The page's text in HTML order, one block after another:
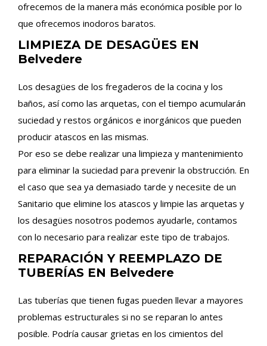
ofrecemos de la manera más económica posible por lo
que ofrecemos inodoros baratos.
LIMPIEZA DE DESAGÜES EN
Belvedere
Los desagües de los fregaderos de la cocina y los
baños, así como las arquetas, con el tiempo acumularán
suciedad y restos orgánicos e inorgánicos que pueden
producir atascos en las mismas.
Por eso se debe realizar una limpieza y mantenimiento
para eliminar la suciedad para prevenir la obstrucción. En
el caso que sea ya demasiado tarde y necesite de un
Sanitario que elimine los atascos y limpie las arquetas y
los desagües nosotros podemos ayudarle, contamos
con lo necesario para realizar este tipo de trabajos.
REPARACIÓN Y REEMPLAZO DE
TUBERÍAS EN Belvedere
Las tuberías que tienen fugas pueden llevar a mayores
problemas estructurales si no se reparan lo antes
posible. Podría causar grietas en los cimientos del